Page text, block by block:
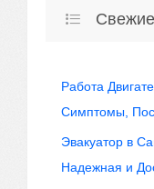
Работа
Симптомы,
Эвакуатор в
Надежная и